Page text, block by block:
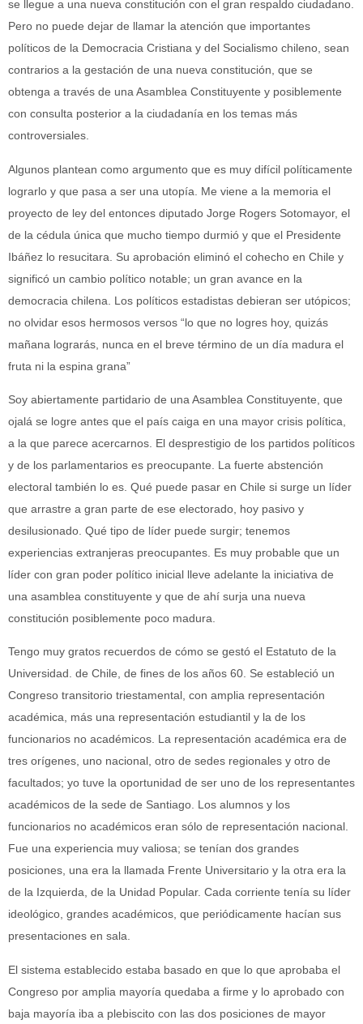
se llegue a una nueva constitución con el gran respaldo ciudadano.
Pero no puede dejar de llamar la atención que importantes
políticos de la Democracia Cristiana y del Socialismo chileno, sean
contrarios a la gestación de una nueva constitución, que se
obtenga a través de una Asamblea Constituyente y posiblemente
con consulta posterior a la ciudadanía en los temas más
controversiales.
Algunos plantean como argumento que es muy difícil políticamente
lograrlo y que pasa a ser una utopía. Me viene a la memoria el
proyecto de ley del entonces diputado Jorge Rogers Sotomayor, el
de la cédula única que mucho tiempo durmió y que el Presidente
Ibáñez lo resucitara. Su aprobación eliminó el cohecho en Chile y
significó un cambio político notable; un gran avance en la
democracia chilena. Los políticos estadistas debieran ser utópicos;
no olvidar esos hermosos versos “lo que no logres hoy, quizás
mañana lograrás, nunca en el breve término de un día madura el
fruta ni la espina grana”
Soy abiertamente partidario de una Asamblea Constituyente, que
ojalá se logre antes que el país caiga en una mayor crisis política,
a la que parece acercarnos. El desprestigio de los partidos políticos
y de los parlamentarios es preocupante. La fuerte abstención
electoral también lo es. Qué puede pasar en Chile si surge un líder
que arrastre a gran parte de ese electorado, hoy pasivo y
desilusionado. Qué tipo de líder puede surgir; tenemos
experiencias extranjeras preocupantes. Es muy probable que un
líder con gran poder político inicial lleve adelante la iniciativa de
una asamblea constituyente y que de ahí surja una nueva
constitución posiblemente poco madura.
Tengo muy gratos recuerdos de cómo se gestó el Estatuto de la
Universidad. de Chile, de fines de los años 60. Se estableció un
Congreso transitorio triestamental, con amplia representación
académica, más una representación estudiantil y la de los
funcionarios no académicos. La representación académica era de
tres orígenes, uno nacional, otro de sedes regionales y otro de
facultados; yo tuve la oportunidad de ser uno de los representantes
académicos de la sede de Santiago. Los alumnos y los
funcionarios no académicos eran sólo de representación nacional.
Fue una experiencia muy valiosa; se tenían dos grandes
posiciones, una era la llamada Frente Universitario y la otra era la
de la Izquierda, de la Unidad Popular. Cada corriente tenía su líder
ideológico, grandes académicos, que periódicamente hacían sus
presentaciones en sala.
El sistema establecido estaba basado en que lo que aprobaba el
Congreso por amplia mayoría quedaba a firme y lo aprobado con
baja mayoría iba a plebiscito con las dos posiciones de mayor